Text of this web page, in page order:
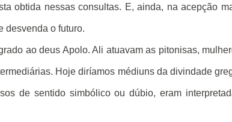
obtida nessas consultas. E, ainda, na acepção
desvenda o futuro.
ao deus Apolo. Ali atuavam as pitonisas,
Hoje diríamos médiuns da divindade
de sentido simbólico ou dúbio, eram